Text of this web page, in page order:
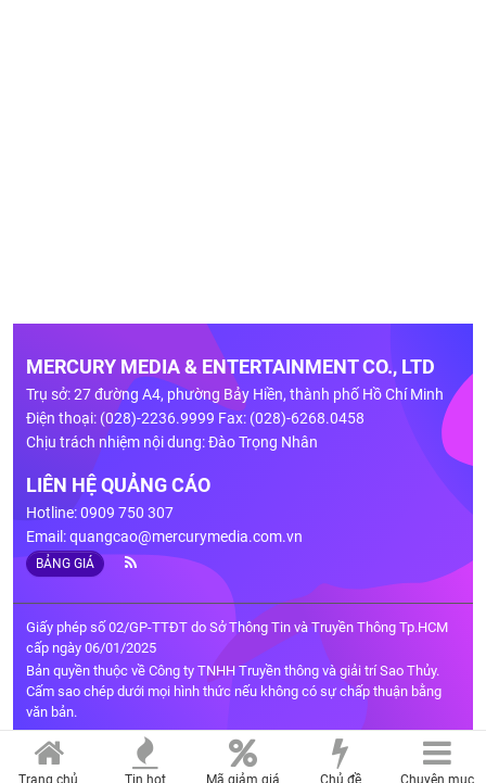
MERCURY MEDIA & ENTERTAINMENT CO., LTD
Trụ sở: 27 đường A4, phường Bảy Hiền, thành phố Hồ Chí Minh
Điện thoại: (028)-2236.9999 Fax: (028)-6268.0458
Chịu trách nhiệm nội dung: Đào Trọng Nhân
LIÊN HỆ QUẢNG CÁO
Hotline: 0909 750 307
Email:quangcao@mercurymedia.com.vn
BẢNG GIÁ
Giấy phép số 02/GP-TTĐT do Sở Thông Tin và Truyền Thông Tp.HCM
cấp ngày 06/01/2025
Bản quyền thuộc về Công ty TNHH Truyền thông và giải trí Sao Thủy.
Cấm sao chép dưới mọi hình thức nếu không có sự chấp thuận bằng
văn bản.
Trang chủ Tin hot Mã giảm giá Chủ đề Chuyên mục